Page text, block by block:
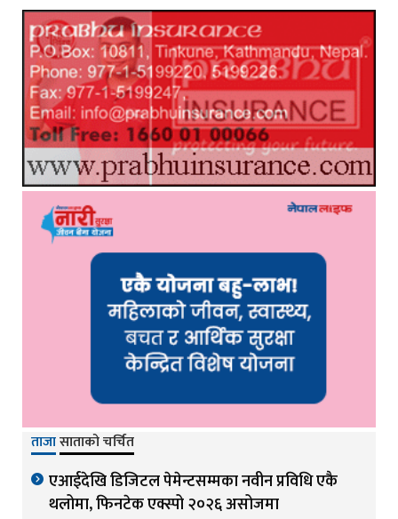
ताजासाताको चर्चित
एआईदेखि डिजिटल पेमेन्टसम्मका नवीन प्रविधि एकै
थलोमा, फिनटेक एक्स्पो २०२६ असोजमा